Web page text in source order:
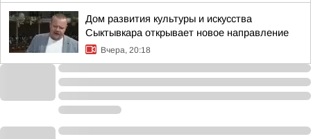
Дом развития культуры и искусства
Сыктывкара открывает новое направление
Вчера, 20:18